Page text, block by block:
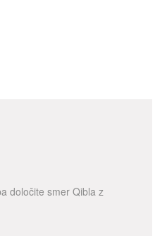
določite smer Qibla z